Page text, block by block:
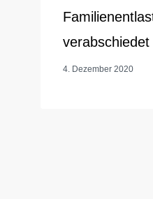
verabschiedet
4. Dezember 2020